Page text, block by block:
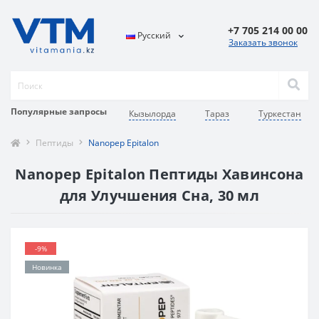
Популярные запросы Кызылорда Тараз Туркестан
Русский +7 705 214 00 00
Заказать звонок
Пептиды Nanopep Epitalon
Nanopep Epitalon Пептиды Хавинсона
для Улучшения Сна, 30 мл
-9%
Новинка